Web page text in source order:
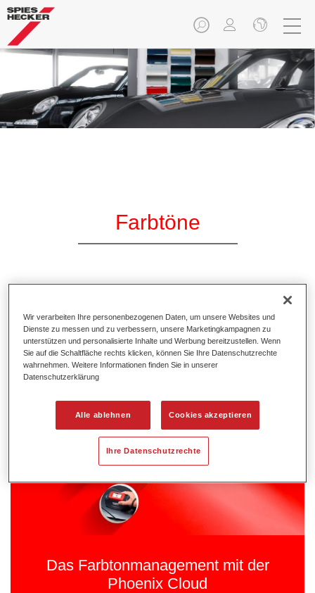
Farbtöne
Hecker Farbtonmanagement-Systeme an und das im
völlig digitalen Prozess.
Das Farbtonmanagement mit der
Phoenix Cloud
Wir verarbeiten Ihre personenbezogenen Daten, um unsere Websites und
Dienste zu messen und zu verbessern, unsere Marketingkampagnen zu
unterstützen und personalisierte Inhalte und Werbung bereitzustellen. Wenn
Sie auf die Schaltfläche rechts klicken, können Sie Ihre Datenschutzrechte
wahrnehmen. Weitere Informationen finden Sie in unserer
Datenschutzerklärung
Alle ablehnen Cookies akzeptieren
Ihre Datenschutzrechte